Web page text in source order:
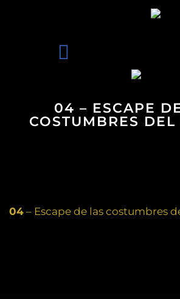
04 – ESCAPE
COSTUMBRES
04 – Escape de las costumbres